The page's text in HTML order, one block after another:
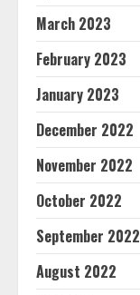
March 2023
February 2023
January 2023
December 2022
November 2022
October 2022
September 2022
August 2022